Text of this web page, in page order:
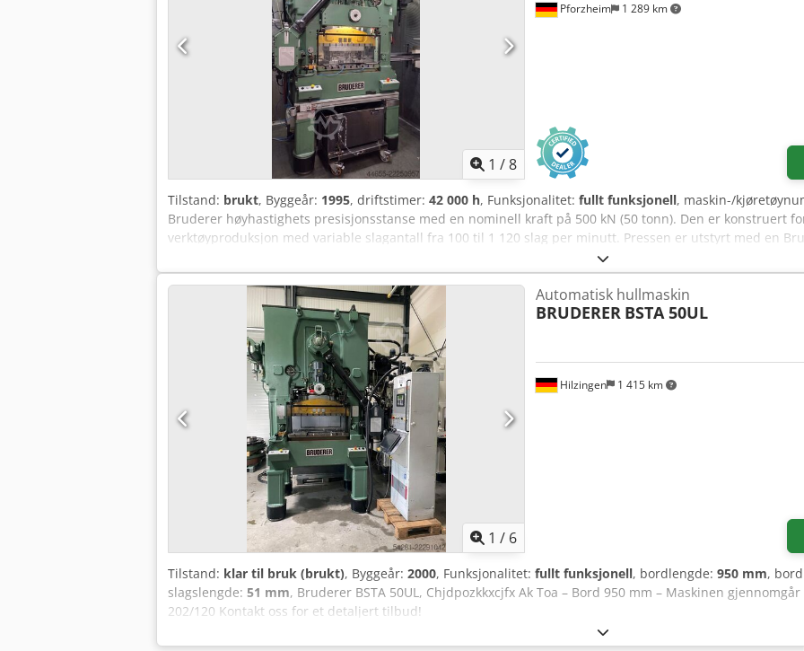
1 /8
Pforzheim 1 289 km
Tilstand: brukt, Byggeår: 1995, driftstimer: 42 000 h, Funksjonalitet: fullt funksjonell, maskin-/
Bruderer høyhastighets presisjonsstanse med en nominell kraft på 500 kN (50 tonn). Den er konstruert
verktøyproduksjon med variable slagantall fra 100 til 1 120 slag per minutt. Pressen er utstyrt med en
håndterer båndbredder opp til 203 mm og materialtykkelser opp til 2 mm. Slaghøyden kan justeres
båndet kan justeres mellom 50 og 140 mm, for å tilpasses ulike verktøy og materialprofiler.
tonn) Verktøyovervåking: Unidor Slaghastighet: 100–1120 slag per minutt (variabel) Båndmater: Bruderer
51 mm Monteringsrom/klemplate: 760–940 mm Hoveddrift: 22 kW Strømforsyning: 400 V / 50 Hz
(justerbar): 50–140 mm Maks. båndbredde: 203 mm Maks. materialtykkelse: 2 mm Maskindimensjoner:
Driftstimer (hoveddrift): ca. 42 416 t Støykabinett tilgjengelig på forespørsel Flere maskiner fra merkene
Schaal og Mabu på lager og tilgjengelig på forespørsel
1 / 6
Hilzingen 1 415 km
Automatisk hullmaskin
BRUDERER BSTA 50UL
Tilstand: klar til bruk (brukt), Byggeår: 2000, Funksjonalitet: fullt funksjonell, bordlengde: 950 mm,
slagslengde: 51 mm, Bruderer BSTA 50UL, Chjdpozkkxcjfx Ak Toa – Bord 950 mm – Maskinen
202/120 Kontakt oss for et detaljert tilbud!